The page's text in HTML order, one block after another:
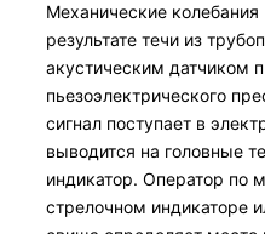
Механические
результате течи из
акустическим датчиком
пьезоэлектрического
сигнал поступает в
выводится на головные
индикатор. Оператор по
стрелочном индикаторе